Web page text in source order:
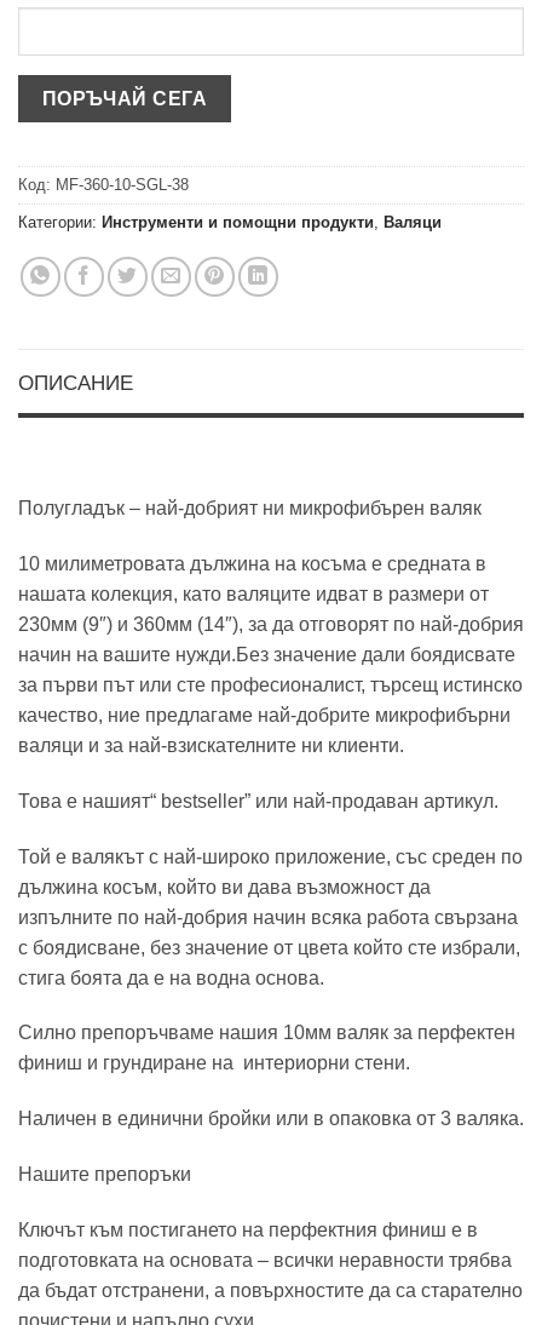
Код: MF-360-10-SGL-38
Категории: Инструменти и помощни продукти, Валяци
ОПИСАНИЕ
Полугладък – най-добрият ни микрофибърен валяк
10 милиметровата дължина на косъма е средната в
нашата колекция, като валяците идват в размери от
230мм (9″) и 360мм (14″), за да отговорят по най-добрия
начин на вашите нужди.Без значение дали боядисвате
за първи път или сте професионалист, търсещ истинско
качество, ние предлагаме най-добрите микрофибърни
валяци и за най-взискателните ни клиенти.
Това е нашият“ bestseller” или най-продаван артикул.
Той е валякът с най-широко приложение, със среден по
дължина косъм, който ви дава възможност да
изпълните по най-добрия начин всяка работа свързана
с боядисване, без значение от цвета който сте избрали,
стига боята да е на водна основа.
Силно препоръчваме нашия 10мм валяк за перфектен
финиш и грундиране на интериорни стени.
Наличен в единични бройки или в опаковка от 3 валяка.
Нашите препоръки
Ключът към постигането на перфектния финиш е в
подготовката на основата – всички неравности трябва
да бъдат отстранени, а повърхностите да са старателно
почистени и напълно сухи.